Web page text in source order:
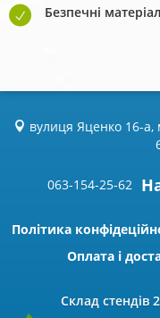
Безпечні
вулиця Яценко 16-а,
063-154-25-62
Політика
Оплата і
Склад стендів